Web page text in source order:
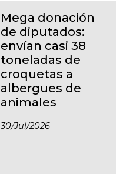
Mega donación
de diputados:
envían casi 38
toneladas de
croquetas a
albergues de
animales
30/jul/2026